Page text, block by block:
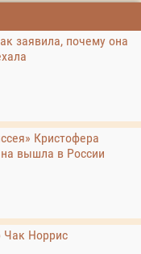
заявила, почему она
Кристофера
вышла в России
Чак Норрис